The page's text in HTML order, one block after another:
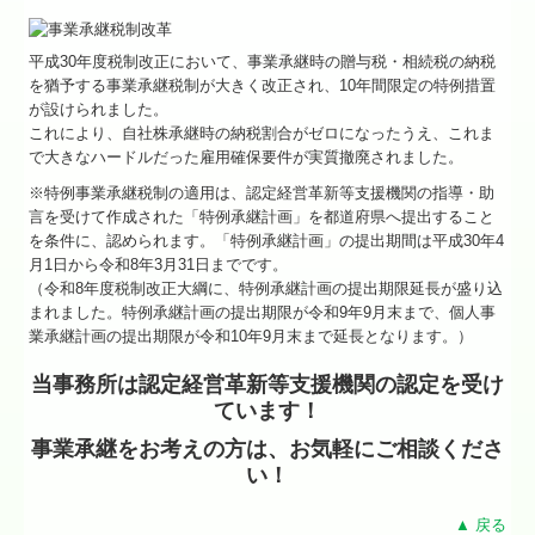
リンク集
業務案内
★立子の耳より情報
料金について
よくある質問
金融機関の皆様へ
当社のサービス
お問い合わせ
平成30年度税制改正において、事業承継時の贈与税・相続税の納税
を猶予する事業承継税制が大きく改正され、10年間限定の特例措置
が設けられました。
これにより、自社株承継時の納税割合がゼロになったうえ、これま
で大きなハードルだった雇用確保要件が実質撤廃されました。
※特例事業承継税制の適用は、認定経営革新等支援機関の指導・助
言を受けて作成された「特例承継計画」を都道府県へ提出すること
を条件に、認められます。「特例承継計画」の提出期間は平成30年4
月1日から令和8年3月31日までです。
（令和8年度税制改正大綱に、特例承継計画の提出期限延長が盛り込
まれました。特例承継計画の提出期限が令和9年9月末まで、個人事
業承継計画の提出期限が令和10年9月末まで延長となります。）
当事務所は認定経営革新等支援機関の認定を受け
ています！
事業承継をお考えの方は、お気軽にご相談くださ
い！
▲ 戻る